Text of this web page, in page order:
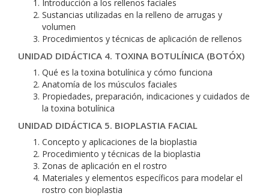
Introducción a los rellenos faciales
Sustancias utilizadas en la relleno de arrugas y
volumen
Procedimientos y técnicas de aplicación de rellenos
UNIDAD DIDÁCTICA 4. TOXINA BOTULÍNICA (BOTÓX)
Qué es la toxina botulínica y cómo funciona
Anatomía de los músculos faciales
Propiedades, preparación, indicaciones y cuidados de
la toxina botulínica
UNIDAD DIDÁCTICA 5. BIOPLASTIA FACIAL
Concepto y aplicaciones de la bioplastia
Procedimiento y técnicas de la bioplastia
Zonas de aplicación en el rostro
Materiales y elementos específicos para modelar el
rostro con bioplastia